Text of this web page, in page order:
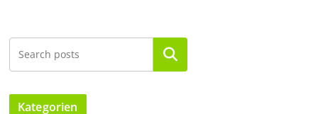
Suchen
Kategorien